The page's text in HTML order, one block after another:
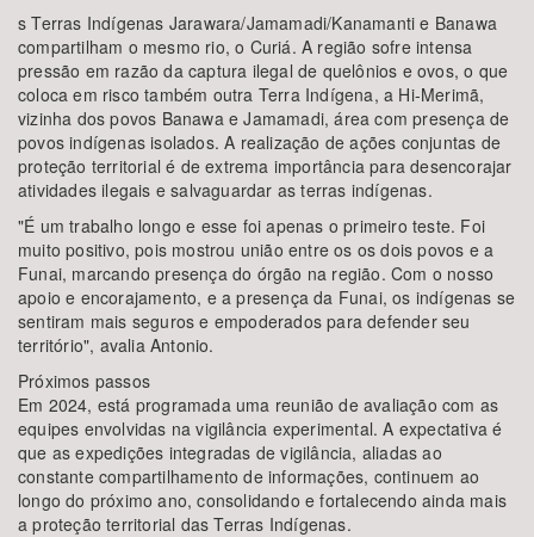
s Terras Indígenas Jarawara/Jamamadi/Kanamanti e Banawa
compartilham o mesmo rio, o Curiá. A região sofre intensa
pressão em razão da captura ilegal de quelônios e ovos, o que
coloca em risco também outra Terra Indígena, a Hi-Merimã,
vizinha dos povos Banawa e Jamamadi, área com presença de
povos indígenas isolados. A realização de ações conjuntas de
proteção territorial é de extrema importância para desencorajar
atividades ilegais e salvaguardar as terras indígenas.
"É um trabalho longo e esse foi apenas o primeiro teste. Foi
muito positivo, pois mostrou união entre os os dois povos e a
Funai, marcando presença do órgão na região. Com o nosso
apoio e encorajamento, e a presença da Funai, os indígenas se
sentiram mais seguros e empoderados para defender seu
território", avalia Antonio.
Próximos passos
Em 2024, está programada uma reunião de avaliação com as
equipes envolvidas na vigilância experimental. A expectativa é
que as expedições integradas de vigilância, aliadas ao
constante compartilhamento de informações, continuem ao
longo do próximo ano, consolidando e fortalecendo ainda mais
a proteção territorial das Terras Indígenas.